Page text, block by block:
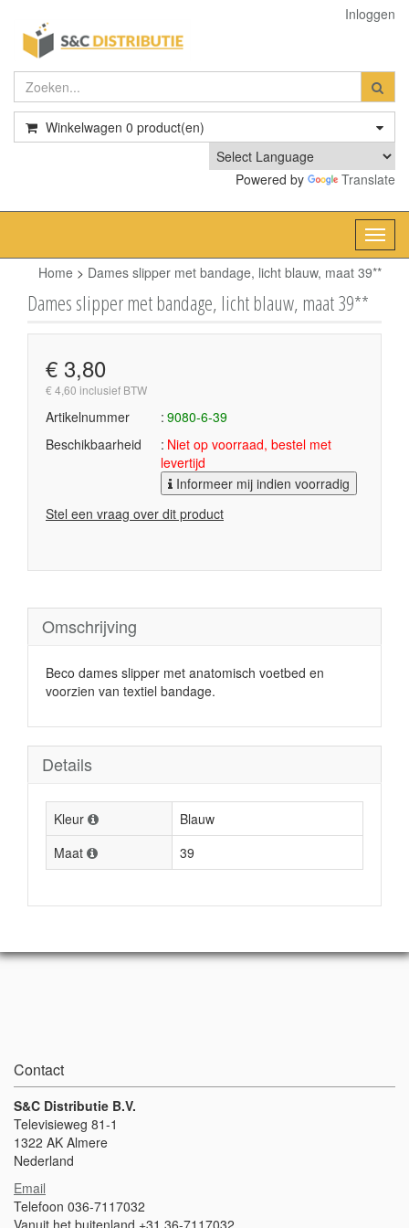
Inloggen
Winkelwagen 0 product(en)
Powered by Translate
Home > Dames slipper met bandage, licht blauw, maat 39**
Dames slipper met bandage, licht blauw, maat 39**
€ 3,80
€ 4,60 inclusief BTW
Artikelnummer
9080-6-39
Beschikbaarheid
Niet op voorraad, bestel met
levertijd
Informeer mij indien voorradig
Stel een vraag over dit product
Omschrijving
Beco dames slipper met anatomisch voetbed en
voorzien van textiel bandage.
Details
Kleur
Blauw
Maat
39
Contact
S&C Distributie B.V.
Televisieweg 81-1
1322 AK Almere
Nederland
Email
Telefoon 036-7117032
Vanuit het buitenland +31 36-7117032